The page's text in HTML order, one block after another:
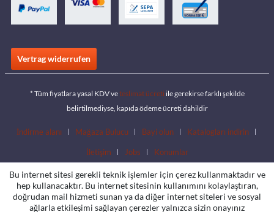
Vertrag widerrufen
* Tüm fiyatlara yasal KDV veteslimat ücreti ile gerekirse farklı şekilde
belirtilmediyse, kapıda ödeme ücreti dahildir
İndirme alanı Mağaza Bulucu Bayi olun Katalogları indirin
İletişim Jobs Konumlar
Bu internet sitesi gerekli teknik işlemler için çerez kullanmaktadır ve
hep kullanacaktır. Bu internet sitesinin kullanımını kolaylaştıran,
doğrudan mail hizmeti sunan ya da diğer internet siteleri ve sosyal
ağlarla etkileşimi sağlayan çerezler yalnızca sizin onayınız